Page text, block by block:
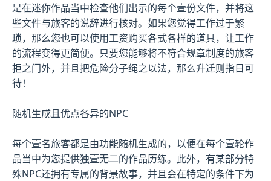
是在迷你作品当中检查他们出示的每个壹份文件，并将这
些文件与旅客的说辞进行核对。如果您觉得工作过于繁
琐，那么您也可以使用工资购买各式各样的道具，让工作
的流程变得更简便。只要您能够将不符合规章制度的旅客
拒之门外，并且把危险分子绳之以法，那么升迁则指日可
待！
随机生成且优点各异的NPC
每个壹名旅客都是由功能随机生成的，以便在每个壹轮作
品当中为您提供独壹无二的作品历练。此外，有某部分特
殊NPC还拥有专属的背景故事，并且会在特定的条件下为